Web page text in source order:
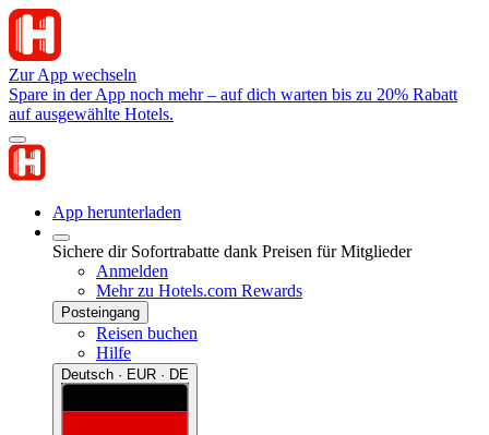
Zur App wechseln
Spare in der App noch mehr – auf dich warten bis zu 20% Rabatt
auf ausgewählte Hotels.
App herunterladen
Sichere dir Sofortrabatte dank Preisen für Mitglieder
Anmelden
Mehr zu Hotels.com Rewards
Posteingang
Reisen buchen
Hilfe
Deutsch · EUR · DE